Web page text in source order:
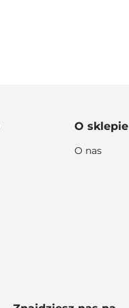
O sklepie
O nas